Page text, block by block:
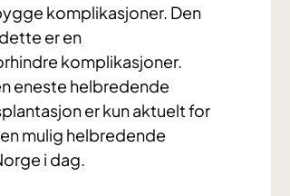
komplikasjoner. Den
er en
komplikasjoner.
eneste helbredende
er kun aktuelt for
mulig helbredende
i dag.